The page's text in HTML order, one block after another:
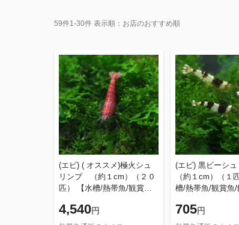
59件1-30件 表示順： お店のおすすめ順
(エビ) ( オススメ)極火シュ
リンプ （約１cm）（２０
匹） 【水槽/熱帯魚/観賞魚/
売】【アクアリウム/あくあ
り
4,540円
(エビ) 黒ビーシ
（約１cm）（１匹）
槽/熱帯魚/観賞魚/
クアリウム/あく
705円